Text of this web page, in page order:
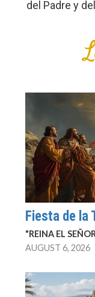
del Padre y
Fiesta de la
"REINA EL
AUGUST 6, 2026